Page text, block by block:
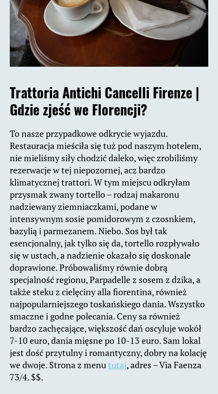
Trattoria Antichi Cancelli Firenze |
Gdzie zjeść we Florencji?
To nasze przypadkowe odkrycie wyjazdu.
Restauracja mieściła się tuż pod naszym hotelem,
nie mieliśmy siły chodzić daleko, więc zrobiliśmy
rezerwacje w tej niepozornej, acz bardzo
klimatycznej trattori. W tym miejscu odkryłam
przysmak zwany tortello – rodzaj makaronu
nadziewany ziemniaczkami, podane w
intensywnym sosie pomidorowym z czosnkiem,
bazylią i parmezanem. Niebo. Sos był tak
esencjonalny, jak tylko się da, tortello rozpływało
się w ustach, a nadzienie okazało się doskonale
doprawione. Próbowaliśmy równie dobrą
specjalność regionu, Parpadelle z sosem z dzika, a
także steku z cielęciny alla fiorentina, również
najpopularniejszego toskańskiego dania. Wszystko
smaczne i godne polecania. Ceny sa również
bardzo zachęcające, większość dań oscyluje wokół
7-10 euro, dania mięsne po 10-13 euro. Sam lokal
jest dość przytulny i romantyczny, dobry na kolację
we dwoje. Strona z menututaj, adres – Via Faenza
73/4. $$.